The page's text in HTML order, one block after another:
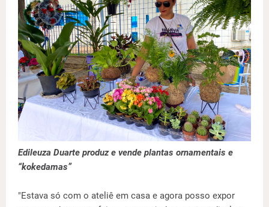
Edileuza Duarte produz e vende plantas ornamentais e
“kokedamas”
"Estava só com o ateliê em casa e agora posso expor